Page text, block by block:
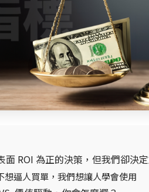
面 ROI 為正的決策，但我們卻決
想逼人買單，我們想讓人學會使用